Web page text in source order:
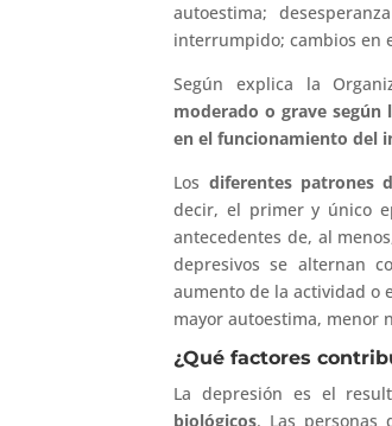
autoestima;
interrumpido; cambios en
Según explica la
moderado o grave
en el funcionamiento del
Los diferentes patrones
decir, el primer y único
antecedentes de, al
depresivos se alternan
aumento de la actividad o
mayor autoestima, menor
¿Qué factores
La depresión es el
biológicos. Las personas